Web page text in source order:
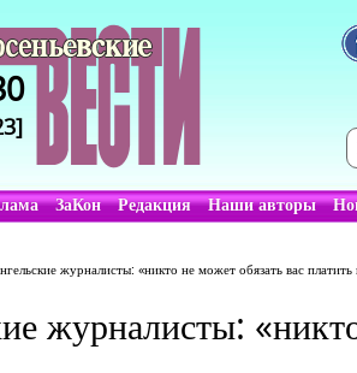
ЗаКон Редакция Наши авторы
журналисты: «никто не может обязать вас платить
журналисты: